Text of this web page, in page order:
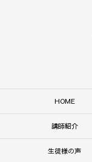
HOME
講師紹介
生徒様の声